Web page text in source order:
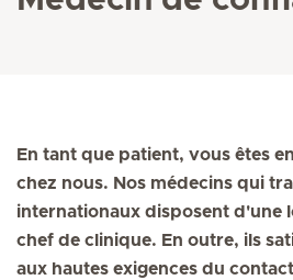
En tant que patient, vous êtes
chez nous. Nos médecins qui
internationaux disposent d'une
chef de clinique. En outre, ils
aux hautes exigences du